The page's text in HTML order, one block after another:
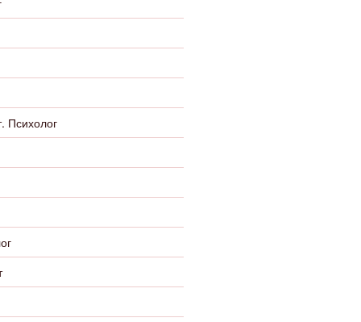
Психолог